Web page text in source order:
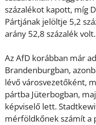
százalékot kapott, míg
Pártjának jelöltje 5,2
arány 52,8 százalék volt.
Az AfD korábban már
Brandenburgban,
lévő városvezetőként,
pártba Jüterbogban,
képviselő lett.
mérföldkőnek számít a